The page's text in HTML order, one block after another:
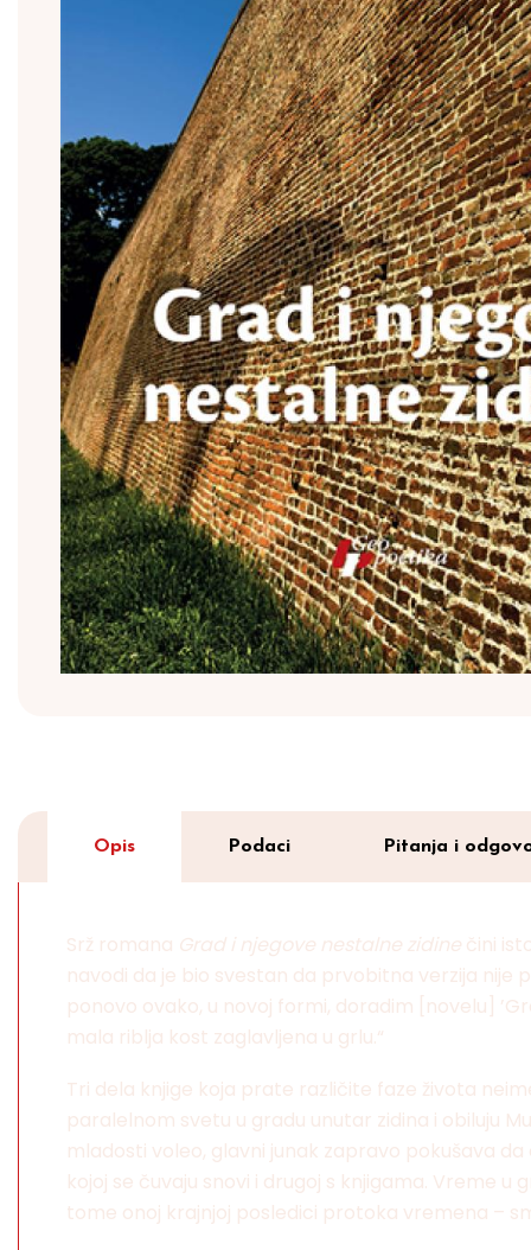
Opis Podaci Pitanja i
Srž romana Grad i njegove nestalne zidine čini
navodi da je bio svestan da prvobitna verzija nije
ponovo ovako, u novoj formi, doradim [novelu]
mala riblja kost zaglavljena u grlu.“
Tri dela knjige koja prate različite faze života
paralelnom svetu u gradu unutar zidina i obiluju
mladosti voleo, glavni junak zapravo pokušava
kojoj se čuvaju snovi i drugoj s knjigama. Vreme
tome onoj krajnjoj posledici protoka vremena –